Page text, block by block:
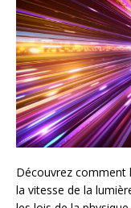
Découvrez comment
la vitesse de la